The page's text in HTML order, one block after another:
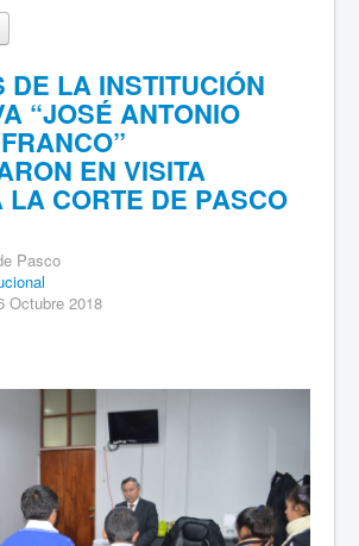
DE LA INSTITUCIÓN
“JOSÉ ANTONIO
EN VISITA
LA CORTE DE PASCO
Pasco
Octubre 2018